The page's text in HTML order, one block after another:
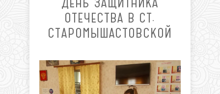
ОТЕЧЕСТВА В СТ.
СТАРОМЫШАСТОВСКОЙ